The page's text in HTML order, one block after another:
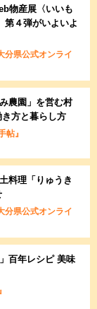
物産展〈いいも
第４弾がいよいよ
分県公式オンライ
農園」を営む村
方と暮らし方
帖』
料理「りゅうき
分県公式オンライ
百年レシピ 美味